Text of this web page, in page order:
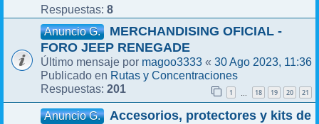
Respuestas: 8
Anuncio G.
MERCHANDISING OFICIAL -
FORO JEEP RENEGADE
Último mensaje por magoo3333 « 30 Ago 2023, 11:36
Publicado en Rutas y Concentraciones
Respuestas: 201 1 … 18 19 20 21
Anuncio G.
Accesorios, protectores y kits de